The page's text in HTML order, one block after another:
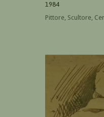
1984
Pittore, Scultore,